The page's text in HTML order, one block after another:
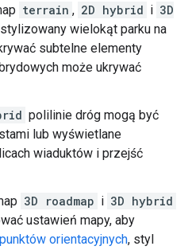
terrain , 2D hybrid i 3D
stylizowany wielokąt parku na
subtelne elementy
może ukrywać
polilinie dróg mogą być
lub wyświetlane
wiaduktów i przejść
3D roadmap i 3D hybrid
ustawień mapy, aby
orientacyjnych, styl